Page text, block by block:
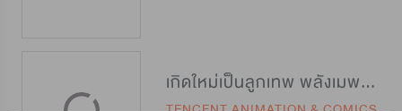
เกิดใหม่เป็นลูกเทพ พลังเมพอย่าบอกใคร